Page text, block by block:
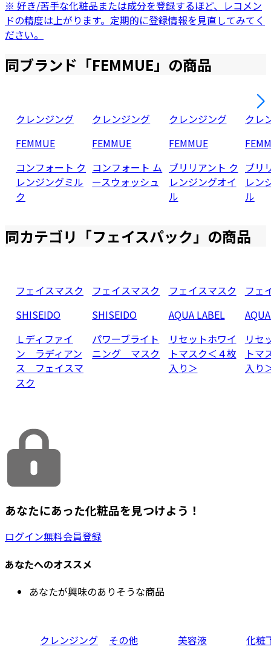
※ 好き/苦手な化粧品または成分を登録するほど、レコメン
ドの精度は上がります。定期的に登録情報を見直してみてく
ださい。
同ブランド「FEMMUE」の商品
クレンジング
FEMMUE
コンフォート ク
レンジングミル
ク
クレンジング
FEMMUE
コンフォート ム
ースウォッシュ
クレンジング
FEMMUE
ブリリアント ク
レンジングオイ
ル
クレ
ブリ
レン
ル
同カテゴリ「フェイスパック」の商品
フェイスマスク
SHISEIDO
Ｌディファイ
ン ラディアン
ス フェイスマ
スク
フェイスマスク
SHISEIDO
パワーブライト
ニング マスク
フェイスマスク
AQUA LABEL
リセットホワイ
トマスク＜４枚
入り＞
フェ
リセ
トマ
入り
あなたにあった化粧品を見つけよう！
ログイン無料会員登録
あなたへのオススメ
あなたが興味のありそうな商品
クレンジング
その他
美容液
化粧